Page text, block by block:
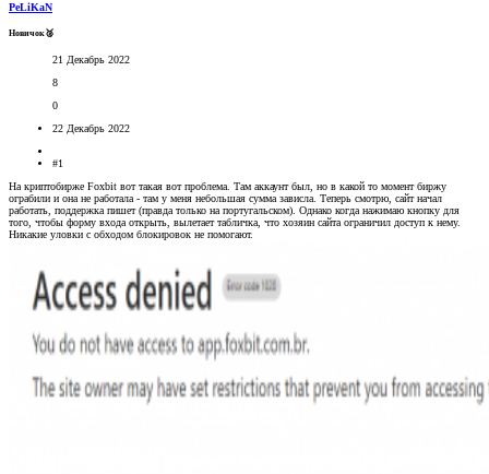
PeLiKaN
Новичок🥈
21 Декабрь 2022
8
0
22 Декабрь 2022
#1
На криптобирже Foxbit вот такая вот проблема. Там аккаунт был, но в какой то момент биржу
ограбили и она не работала - там у меня небольшая сумма зависла. Теперь смотрю, сайт начал
работать, поддержка пишет (правда только на португальском). Однако когда нажимаю кнопку для
того, чтобы форму входа открыть, вылетает табличка, что хозяин сайта ограничил доступ к нему.
Никакие уловки с обходом блокировок не помогают.